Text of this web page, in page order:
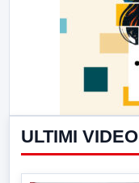
ULTIMI VIDEO